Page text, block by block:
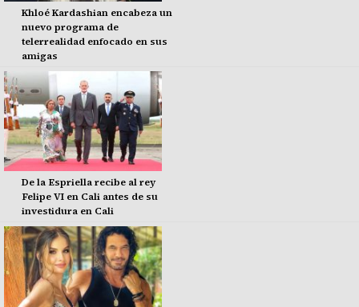
Khloé Kardashian encabeza un
nuevo programa de
telerrealidad enfocado en sus
amigas
De la Espriella recibe al rey
Felipe VI en Cali antes de su
investidura en Cali